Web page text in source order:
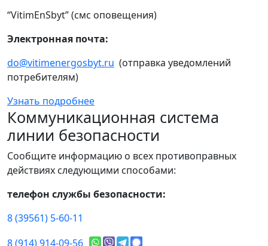
“VitimEnSbyt” (смс оповещения)
Электронная почта:
do@vitimenergosbyt.ru (отправка уведомлений
потребителям)
Узнать подробнее
Коммуникационная система
линии безопасности
Сообщите информацию о всех противоправных
действиях следующими способами:
телефон службы безопасности:
8 (39561) 5-60-11
8 (914) 914-09-56